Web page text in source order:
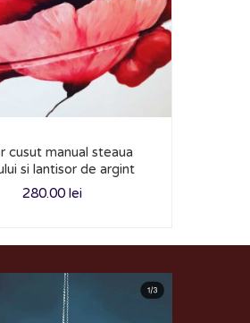
cusut manual steaua
si lantisor de argint
280.00 lei